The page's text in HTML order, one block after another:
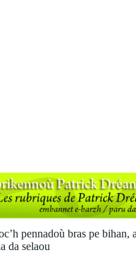
pennadoù bras pe bihan,
da selaou